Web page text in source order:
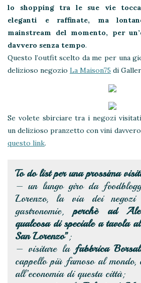
lo shopping tra le sue vie tocca
eleganti e raffinate, ma
mainstream del momento, per
davvero senza tempo.
Questo l’outfit scelto da me per una
delizioso negozio La Maison75 di
Se volete sbirciare tra i negozi
un delizioso pranzetto con vini
questo link.
To do list per una prossima
– un lungo giro da
Lorenzo, la via dei
gastronomie,perchè ad
qualcosa di speciale a tavola
San Lorenzo”;
– visitare la fabbrica
cappello più famoso al
all’economia di questa città;